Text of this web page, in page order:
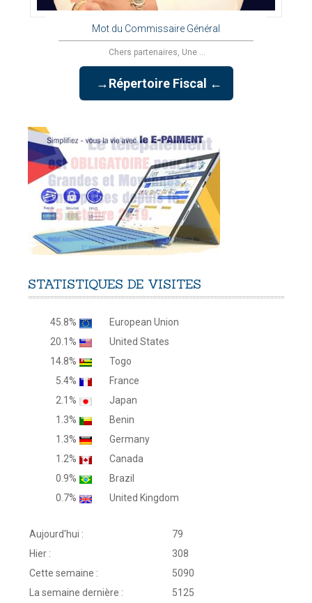
Mot du Commissaire Général
Chers partenaires, Une ...
→Répertoire Fiscal ←
STATISTIQUES DE VISITES
45.8%
European Union
20.1%
United States
14.8%
Togo
5.4%
France
2.1%
Japan
1.3%
Benin
1.3%
Germany
1.2%
Canada
0.9%
Brazil
0.7%
United Kingdom
Aujourd'hui :
79
Hier :
308
Cette semaine :
5090
La semaine dernière :
5125